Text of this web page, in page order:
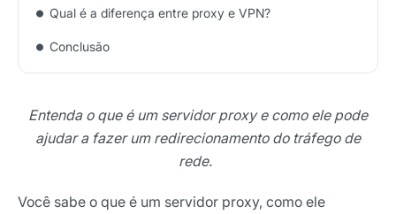
Qual é a diferença entre proxy e VPN?
Conclusão
Entenda o que é um servidor proxy e como ele pode
ajudar a fazer um redirecionamento do tráfego de
rede.
Você sabe o que é um servidor proxy, como ele